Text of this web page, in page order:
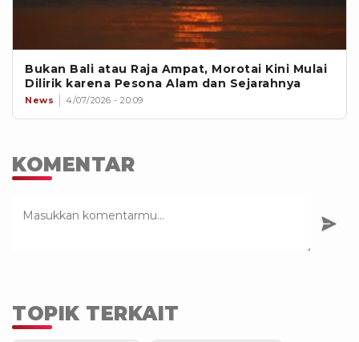
Bukan Bali atau Raja Ampat, Morotai Kini Mulai
Dilirik karena Pesona Alam dan Sejarahnya
News 4/07/2026 - 20:09
KOMENTAR
TOPIK TERKAIT